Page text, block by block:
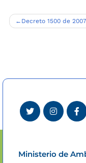
Navegación
Decreto 1500 de 2007
Ministerio de